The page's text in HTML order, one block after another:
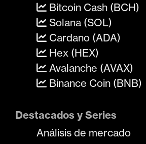
Bitcoin Cash (BCH)
Solana (SOL)
Cardano (ADA)
Hex (HEX)
Avalanche (AVAX)
Binance Coin (BNB)
Destacados y Series
Análisis de mercado